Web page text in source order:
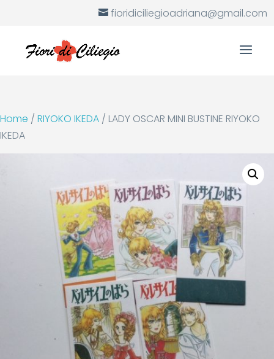
fioridiciliegioadriana@gmail.com
Home / RIYOKO IKEDA / LADY OSCAR MINI BUSTINE RIYOKO
IKEDA